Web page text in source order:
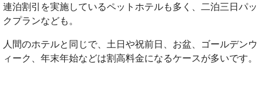
連泊割引を実施しているペットホテルも多く、二泊三日パッ
クプランなども。
人間のホテルと同じで、土日や祝前日、お盆、ゴールデンウ
ィーク、年末年始などは割高料金になるケースが多いです。